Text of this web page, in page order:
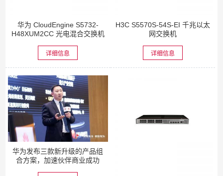
华为 CloudEngine S5732-
H48XUM2CC 光电混合交换机
详细信息
H3C S5570S-54S-EI 千兆以太
网交换机
详细信息
华为发布三款新升级的产品组
合方案，加速伙伴商业成功